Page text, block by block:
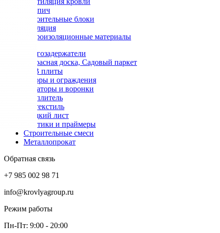
Кирпич
Строительные блоки
Изоляция
Гидроизоляционные материалы
Снегозадержатели
Террасная доска, Садовый паркет
OSB плиты
Заборы и ограждения
Аэраторы и воронки
Утеплитель
Геотекстиль
Гладкий лист
Мастики и праймеры
Строительные смеси
Металлопрокат
Обратная связь
+7 985 002 98 71
info@krovlyagroup.ru
Режим работы
Пн-Пт: 9:00 - 20:00